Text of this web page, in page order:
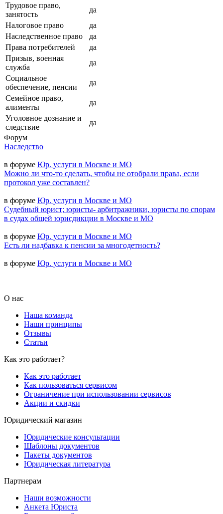
Трудовое право,
занятость
да
Налоговое право
да
Наследственное право
да
Права потребителей
да
Призыв, военная
служба
да
Социальное
обеспечение, пенсии
да
Семейное право,
алименты
да
Уголовное дознание и
следствие
да
Форум
Наследство
в форуме Юр. услуги в Москве и МО
Можно ли что-то сделать, чтобы не отобрали права, если
протокол уже составлен?
в форуме Юр. услуги в Москве и МО
Судебный юрист; юристы- арбитражники, юристы по спорам
в судах общей юрисдикции в Москве и МО
в форуме Юр. услуги в Москве и МО
Есть ли надбавка к пенсии за многодетность?
в форуме Юр. услуги в Москве и МО
О нас
Наша команда
Наши принципы
Отзывы
Статьи
Как это работает?
Как это работает
Как пользоваться сервисом
Ограничение при использовании сервисов
Акции и скидки
Юридический магазин
Юридические консультации
Шаблоны документов
Пакеты документов
Юридическая литература
Партнерам
Наши возможности
Анкета Юриста